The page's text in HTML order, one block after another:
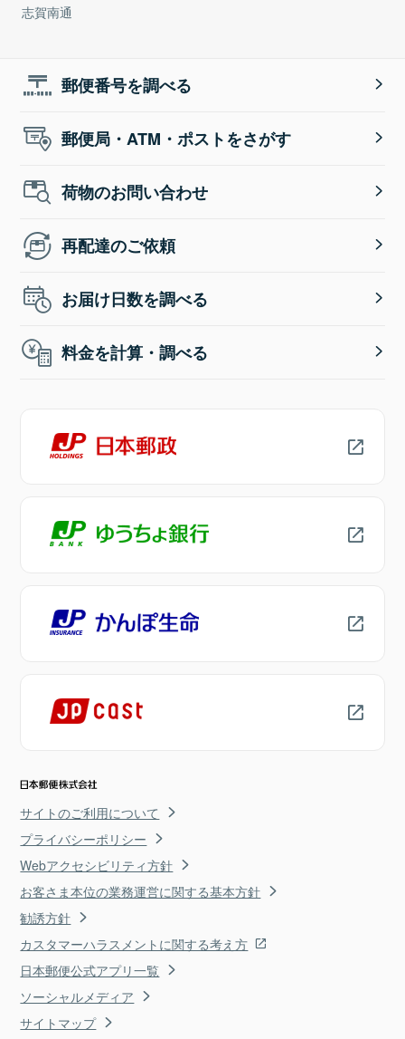
志賀南通
郵便番号を調べる
郵便局・ATM・ポストをさがす
荷物のお問い合わせ
再配達のご依頼
お届け日数を調べる
料金を計算・調べる
サイトのご利用について
プライバシーポリシー
Webアクセシビリティ方針
お客さま本位の業務運営に関する基本方針
勧誘方針
カスタマーハラスメントに関する考え方
日本郵便公式アプリ一覧
ソーシャルメディア
サイトマップ